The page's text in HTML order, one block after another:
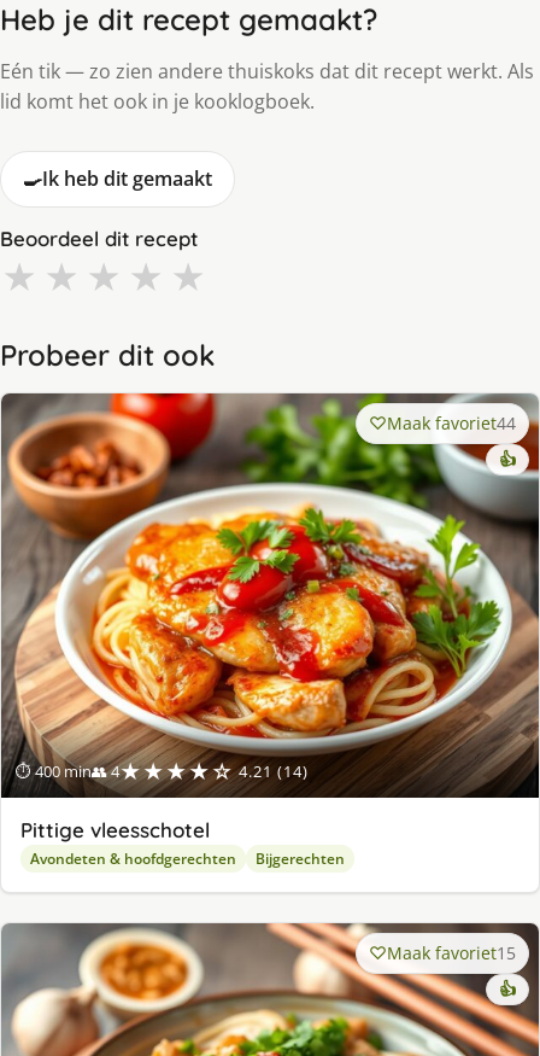
Heb je dit recept gemaakt?
Eén tik — zo zien andere thuiskoks dat dit recept werkt. Als
lid komt het ook in je kooklogboek.
🍳Ik heb dit gemaakt
Beoordeel dit recept
★ ★ ★ ★ ★
Probeer dit ook
⏱ 400 min👥 4★★★★☆ 4.21 (14)
Maak favoriet44
👍
Pittige vleesschotel
Avondeten & hoofdgerechten Bijgerechten
Maak favoriet15
👍